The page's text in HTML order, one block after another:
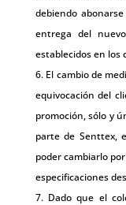
debiendo
entrega del
establecidos en
El cambio de
equivocación del
promoción, sólo y
parte de Senttex,
poder cambiarlo
especificaciones
Dado que el